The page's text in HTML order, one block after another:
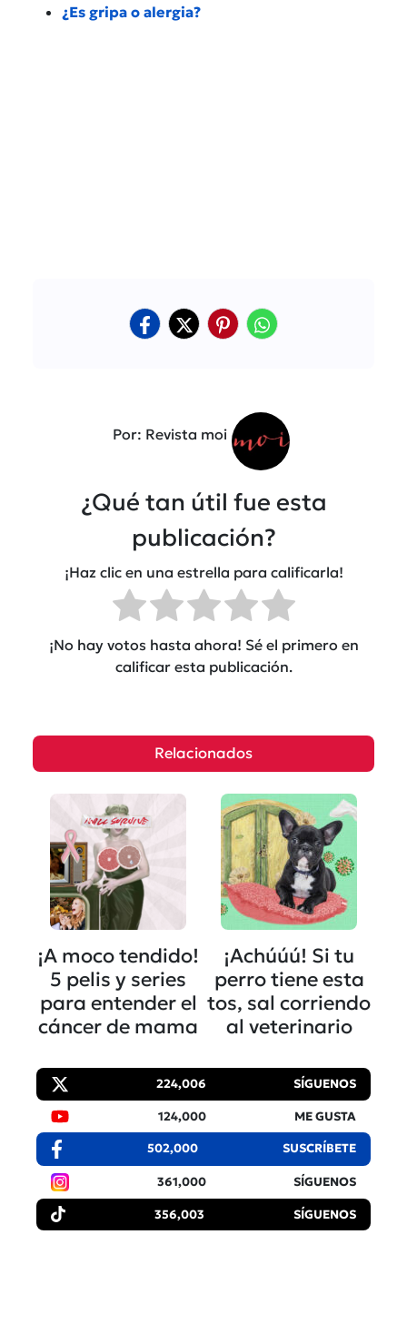
¿Es gripa o alergia?
Por: Revista moi
¿Qué tan útil fue esta
publicación?
¡Haz clic en una estrella para calificarla!
¡No hay votos hasta ahora! Sé el primero en
calificar esta publicación.
Relacionados
¡A moco tendido!
5 pelis y series
para entender el
cáncer de mama
¡Achúúú! Si tu
perro tiene esta
tos, sal corriendo
al veterinario
224,006 SÍGUENOS
124,000 ME GUSTA
502,000 SUSCRÍBETE
361,000 SÍGUENOS
356,003 SÍGUENOS